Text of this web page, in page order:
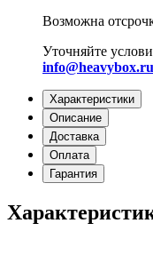
Возможна
Уточняйте
info@heavybox.ru
Характеристики
Описание
Доставка
Оплата
Гарантия